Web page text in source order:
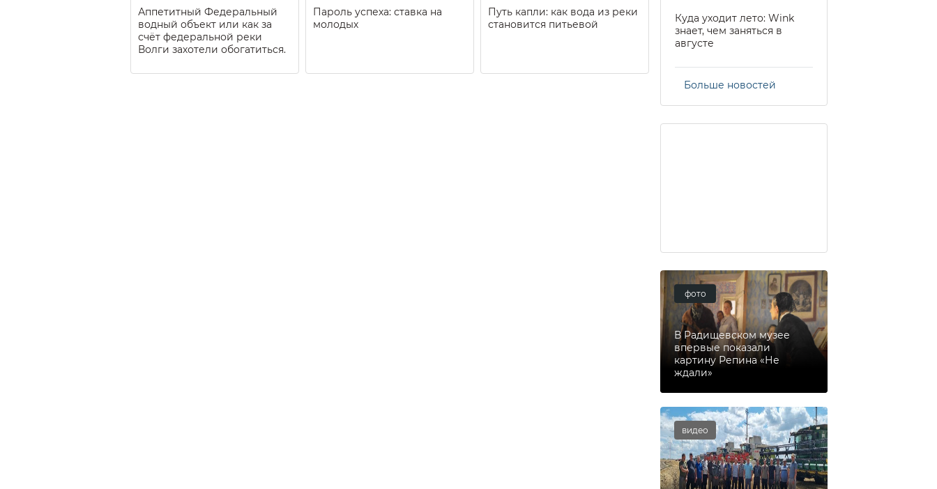
Аппетитный Федеральный
водный объект или как за
счёт федеральной реки
Волги захотели обогатиться.
Пароль успеха: ставка на
молодых
Путь капли: как вода из реки
становится питьевой
Куда уходит лето: Wink
знает, чем заняться в
августе
Больше новостей
фото
В Радищевском музее
впервые показали
картину Репина «Не
ждали»
видео